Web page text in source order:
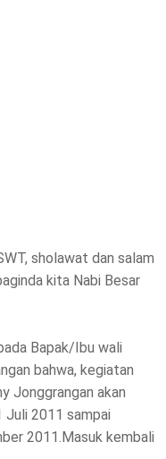
sholawat dan salam
kita Nabi Besar
Bapak/Ibu wali
bahwa, kegiatan
Jonggrangan akan
Juli 2011 sampai
2011.Masuk kembali